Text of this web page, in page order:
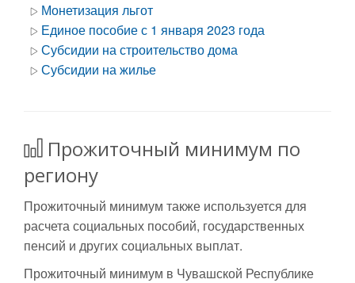
Монетизация льгот
Единое пособие с 1 января 2023 года
Субсидии на строительство дома
Субсидии на жилье
Прожиточный минимум по
региону
Прожиточный минимум также используется для
расчета социальных пособий, государственных
пенсий и других социальных выплат.
Прожиточный минимум в Чувашской Республике